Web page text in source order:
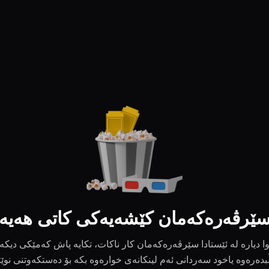
کێشەیەکی کاتی
وا دیارە لە ئێستادا سێرڤەرەکەمان کار ناکات، تکایە پاش کەمێکی دیکە
یاخود سەردانی ئەم لینکانەی خوارەوە بکە بۆ دەستکەوتنی